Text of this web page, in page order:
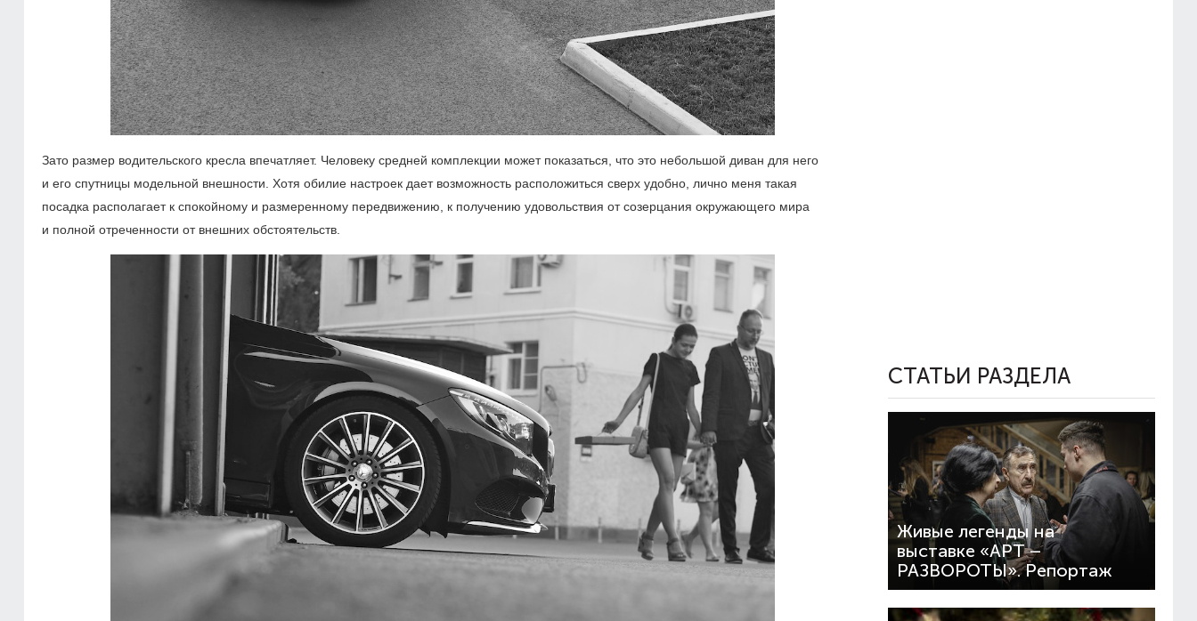
Зато размер водительского кресла впечатляет. Человеку средней комплекции может показаться, что это небольшой диван для него
и его спутницы модельной внешности. Хотя обилие настроек дает возможность расположиться сверх удобно, лично меня такая
посадка располагает к спокойному и размеренному передвижению, к получению удовольствия от созерцания окружающего мира
и полной отреченности от внешних обстоятельств.
СТАТЬИ РАЗДЕЛА
Живые легенды на
выставке «АРТ –
РАЗВОРОТЫ». Репортаж